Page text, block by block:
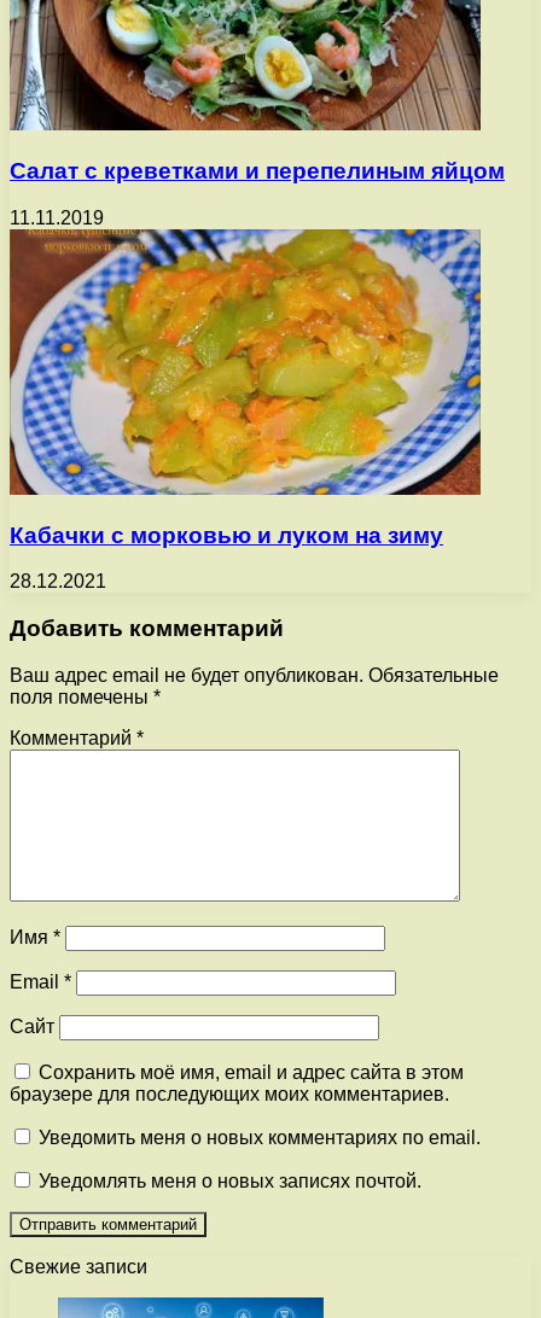
Салат с креветками и перепелиным яйцом
11.11.2019
Кабачки с морковью и луком на зиму
28.12.2021
Добавить комментарий
Ваш адрес email не будет опубликован. Обязательные
поля помечены *
Комментарий *
Имя *
Email *
Сайт
Сохранить моё имя, email и адрес сайта в этом
браузере для последующих моих комментариев.
Уведомить меня о новых комментариях по email.
Уведомлять меня о новых записях почтой.
Свежие записи